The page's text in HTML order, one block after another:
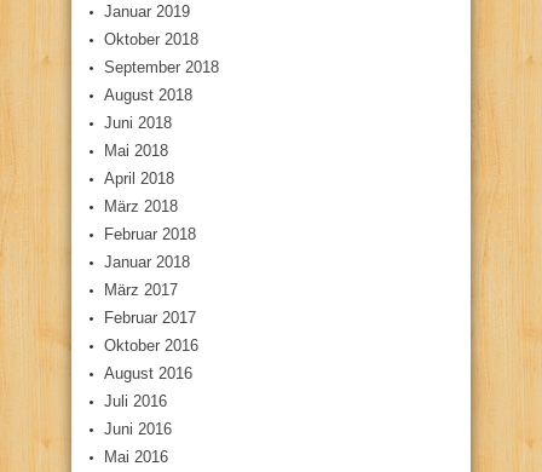
Januar 2019
Oktober 2018
September 2018
August 2018
Juni 2018
Mai 2018
April 2018
März 2018
Februar 2018
Januar 2018
März 2017
Februar 2017
Oktober 2016
August 2016
Juli 2016
Juni 2016
Mai 2016